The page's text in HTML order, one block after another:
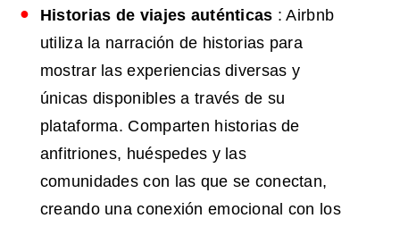
Historias de viajes auténticas : Airbnb
utiliza la narración de historias para
mostrar las experiencias diversas y
únicas disponibles a través de su
plataforma. Comparten historias de
anfitriones, huéspedes y las
comunidades con las que se conectan,
creando una conexión emocional con los